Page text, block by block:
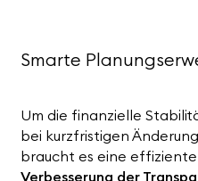
Smarte
Um die finanzielle
bei kurzfristigen
braucht es eine effiziente
Verbesserung der